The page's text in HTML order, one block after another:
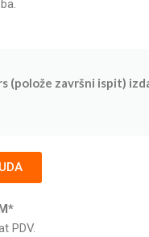
(polože završni ispit)
PDV.